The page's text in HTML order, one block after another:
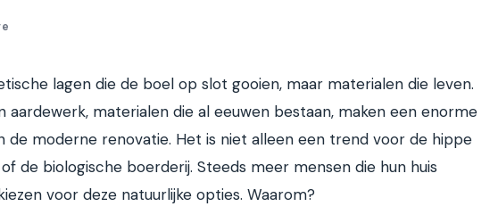
lagen die de boel op slot gooien, maar materialen die leven.
aardewerk, materialen die al eeuwen bestaan, maken een enorme
de moderne renovatie. Het is niet alleen een trend voor de hippe
de biologische boerderij. Steeds meer mensen die hun huis
voor deze natuurlijke opties. Waarom?